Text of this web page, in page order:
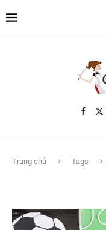
Trang chủ Tags